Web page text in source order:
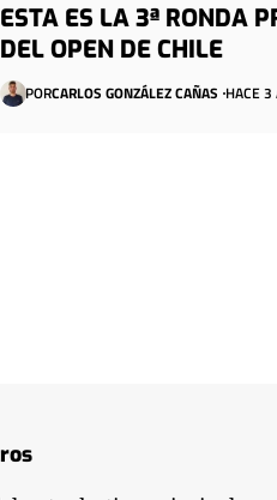
ESTA ES LA 3ª RONDA
DEL OPEN DE CHILE
PORCARLOS GONZÁLEZ CAÑAS HACE 3